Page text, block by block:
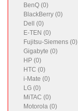
BenQ (0)
BlackBerry (0)
Dell (0)
E-TEN (0)
Fujitsu-Siemens (0)
Gigabyte (0)
HP (0)
HTC (0)
i-Mate (0)
LG (0)
MiTAC (0)
Motorola (0)